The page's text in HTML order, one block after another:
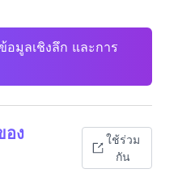
มูลเชิงลึก และการ
อง
ใช้ร่วม
กัน